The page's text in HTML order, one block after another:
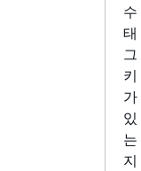
수
태
그
키
가
있
는
지